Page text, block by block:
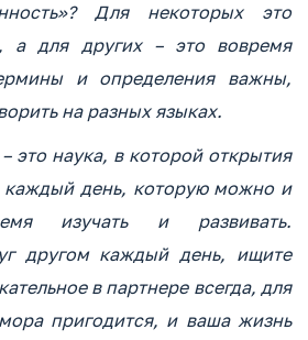
Для некоторых это
а для других – это вовремя
и определения важны,
на разных языках.
это наука, в которой открытия
каждый день, которую можно и
изучать и развивать.
другом каждый день, ищите
в партнере всегда, для
пригодится, и ваша жизнь